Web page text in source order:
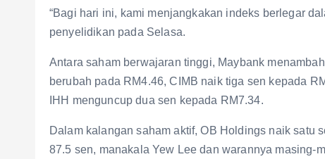
“Bagi hari ini, kami menjangkakan indeks berlegar
penyelidikan pada Selasa.
Antara saham berwajaran tinggi, Maybank
berubah pada RM4.46, CIMB naik tiga sen kepada
IHH menguncup dua sen kepada RM7.34.
Dalam kalangan saham aktif, OB Holdings naik satu
87.5 sen, manakala Yew Lee dan warannya masing-